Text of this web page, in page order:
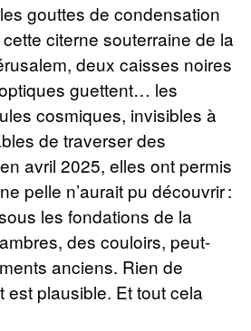
gouttes de condensation
citerne souterraine de la
deux caisses noires
guettent… les
cosmiques, invisibles à
de traverser des
avril 2025, elles ont permis
pelle n’aurait pu découvrir :
les fondations de la
des couloirs, peut-
anciens. Rien de
est plausible. Et tout cela